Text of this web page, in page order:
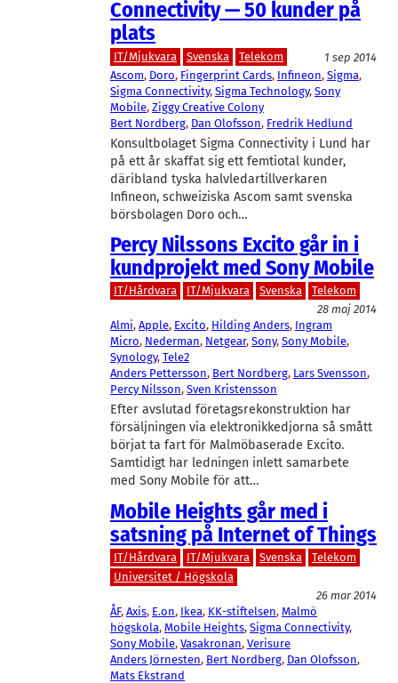
Connectivity — 50 kunder på
plats
IT/Mjukvara Svenska Telekom
1 sep 2014
Ascom, Doro, Fingerprint Cards, Infineon, Sigma
Sigma Connectivity, Sigma Technology, Sony
Mobile, Ziggy Creative Colony
Bert Nordberg, Dan Olofsson, Fredrik Hedlund
Konsultbolaget Sigma Connectivity i Lund har
på ett år skaffat sig ett femtiotal kunder,
däribland tyska halvledartillverkaren
Infineon, schweiziska Ascom samt svenska
börsbolagen Doro och…
Percy Nilssons Excito går in i
kundprojekt med Sony Mobile
IT/Hårdvara IT/Mjukvara Svenska
Telekom
28 maj 2014
Almi, Apple, Excito, Hilding Anders, Ingram
Micro, Nederman, Netgear, Sony, Sony Mobile
Synology, Tele2
Anders Pettersson, Bert Nordberg, Lars Svensson
Percy Nilsson, Sven Kristensson
Efter avslutad företagsrekonstruktion har
försäljningen via elektronikkedjorna så smått
börjat ta fart för Malmöbaserade Excito.
Samtidigt har ledningen inlett samarbete
med Sony Mobile för att…
Mobile Heights går med i
satsning på Internet of Things
IT/Hårdvara IT/Mjukvara Svenska
Telekom
Universitet / Högskola
26 mar 2014
ÅF, Axis, E.on, Ikea, KK-stiftelsen, Malmö
högskola, Mobile Heights, Sigma Connectivity
Sony Mobile, Vasakronan, Verisure
Anders Jörnesten, Bert Nordberg, Dan Olofsson
Mats Ekstrand